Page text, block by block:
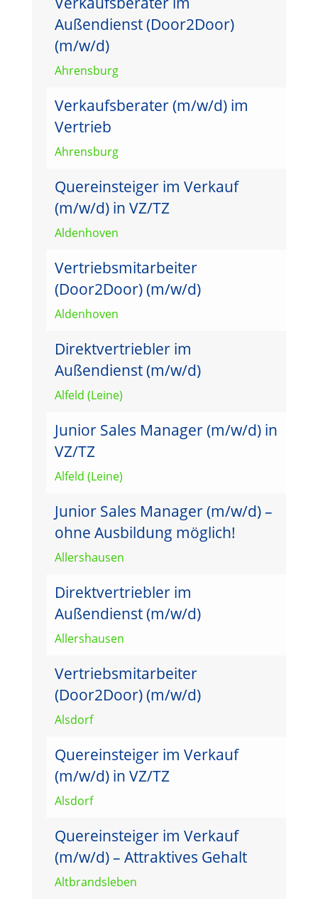
Außendienst (Door2Door)
(m/w/d)
Ahrensburg
Verkaufsberater (m/w/d) im
Vertrieb
Ahrensburg
Quereinsteiger im Verkauf
(m/w/d) in VZ/TZ
Aldenhoven
Vertriebsmitarbeiter
(Door2Door) (m/w/d)
Aldenhoven
Direktvertriebler im
Außendienst (m/w/d)
Alfeld (Leine)
Junior Sales Manager (m/w/d) in
VZ/TZ
Alfeld (Leine)
Junior Sales Manager (m/w/d) –
ohne Ausbildung möglich!
Allershausen
Direktvertriebler im
Außendienst (m/w/d)
Allershausen
Vertriebsmitarbeiter
(Door2Door) (m/w/d)
Alsdorf
Quereinsteiger im Verkauf
(m/w/d) in VZ/TZ
Alsdorf
Quereinsteiger im Verkauf
(m/w/d) – Attraktives Gehalt
Altbrandsleben